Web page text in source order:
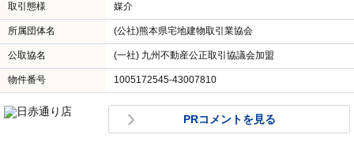
取引態様 媒介
所属団体名 (公社)熊本県宅地建物取引業協会
公取協名 (一社) 九州不動産公正取引協議会加盟
物件番号 1005172545-43007810
PRコメントを見る